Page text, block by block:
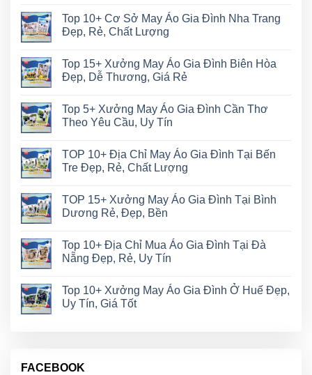
Top 10+ Cơ Sở May Áo Gia Đình Nha Trang
Đẹp, Rẻ, Chất Lượng
Top 15+ Xưởng May Áo Gia Đình Biên Hòa
Đẹp, Dễ Thương, Giá Rẻ
Top 5+ Xưởng May Áo Gia Đình Cần Thơ
Theo Yêu Cầu, Uy Tín
TOP 10+ Địa Chỉ May Áo Gia Đình Tại Bến
Tre Đẹp, Rẻ, Chất Lượng
TOP 15+ Xưởng May Áo Gia Đình Tại Bình
Dương Rẻ, Đẹp, Bền
Top 10+ Địa Chỉ Mua Áo Gia Đình Tại Đà
Nẵng Đẹp, Rẻ, Uy Tín
Top 10+ Xưởng May Áo Gia Đình Ở Huế Đẹp,
Uy Tín, Giá Tốt
FACEBOOK